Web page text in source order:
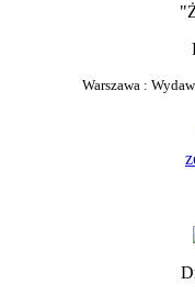
Warszawa :